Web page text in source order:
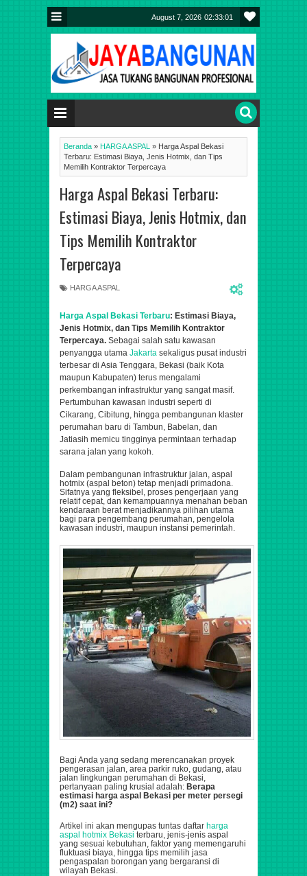
August 7, 2026 02:33:02
Beranda » HARGA ASPAL » Harga Aspal Bekasi
Terbaru: Estimasi Biaya, Jenis Hotmix, dan Tips
Memilih Kontraktor Terpercaya
Harga Aspal Bekasi Terbaru:
Estimasi Biaya, Jenis Hotmix, dan
Tips Memilih Kontraktor
Terpercaya
HARGA ASPAL
Harga Aspal Bekasi Terbaru: Estimasi Biaya,
Jenis Hotmix, dan Tips Memilih Kontraktor
Terpercaya. Sebagai salah satu kawasan
penyangga utama Jakarta sekaligus pusat industri
terbesar di Asia Tenggara, Bekasi (baik Kota
maupun Kabupaten) terus mengalami
perkembangan infrastruktur yang sangat masif.
Pertumbuhan kawasan industri seperti di
Cikarang, Cibitung, hingga pembangunan klaster
perumahan baru di Tambun, Babelan, dan
Jatiasih memicu tingginya permintaan terhadap
sarana jalan yang kokoh.
Dalam pembangunan infrastruktur jalan, aspal
hotmix (aspal beton) tetap menjadi primadona.
Sifatnya yang fleksibel, proses pengerjaan yang
relatif cepat, dan kemampuannya menahan beban
kendaraan berat menjadikannya pilihan utama
bagi para pengembang perumahan, pengelola
kawasan industri, maupun instansi pemerintah.
Bagi Anda yang sedang merencanakan proyek
pengerasan jalan, area parkir ruko, gudang, atau
jalan lingkungan perumahan di Bekasi,
pertanyaan paling krusial adalah: Berapa
estimasi harga aspal Bekasi per meter persegi
(m2) saat ini?
Artikel ini akan mengupas tuntas daftar harga
aspal hotmix Bekasi terbaru, jenis-jenis aspal
yang sesuai kebutuhan, faktor yang memengaruhi
fluktuasi biaya, hingga tips memilih jasa
pengaspalan borongan yang bergaransi di
wilayah Bekasi.